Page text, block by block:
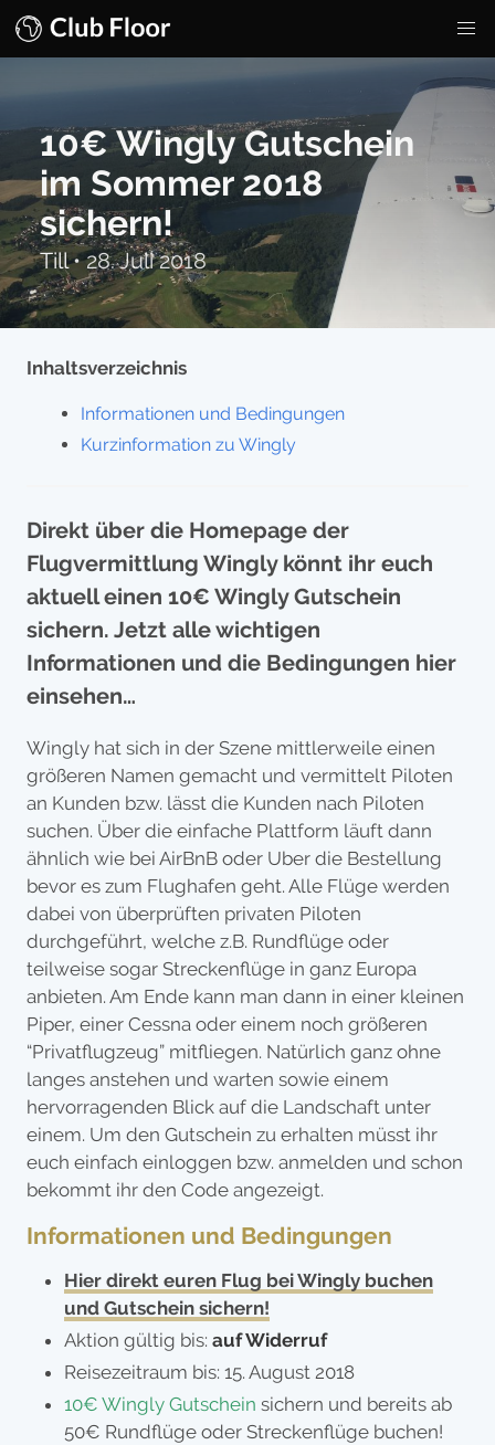
10€ Wingly Gutschein
im Sommer 2018
sichern!
Till•28. Juli 2018
Inhaltsverzeichnis
Informationen und Bedingungen
Kurzinformation zu Wingly
Direkt über die Homepage der
Flugvermittlung Wingly könnt ihr euch
aktuell einen 10€ Wingly Gutschein
sichern. Jetzt alle wichtigen
Informationen und die Bedingungen hier
einsehen…
Wingly hat sich in der Szene mittlerweile einen
größeren Namen gemacht und vermittelt Piloten
an Kunden bzw. lässt die Kunden nach Piloten
suchen. Über die einfache Plattform läuft dann
ähnlich wie bei AirBnB oder Uber die Bestellung
bevor es zum Flughafen geht. Alle Flüge werden
dabei von überprüften privaten Piloten
durchgeführt, welche z.B. Rundflüge oder
teilweise sogar Streckenflüge in ganz Europa
anbieten. Am Ende kann man dann in einer kleinen
Piper, einer Cessna oder einem noch größeren
“Privatflugzeug” mitfliegen. Natürlich ganz ohne
langes anstehen und warten sowie einem
hervorragenden Blick auf die Landschaft unter
einem. Um den Gutschein zu erhalten müsst ihr
euch einfach einloggen bzw. anmelden und schon
bekommt ihr den Code angezeigt.
Informationen und Bedingungen
Hier direkt euren Flug bei Wingly buchen
und Gutschein sichern!
Aktion gültig bis: auf Widerruf
Reisezeitraum bis: 15. August 2018
10€ Wingly Gutschein sichern und bereits ab
50€ Rundflüge oder Streckenflüge buchen!